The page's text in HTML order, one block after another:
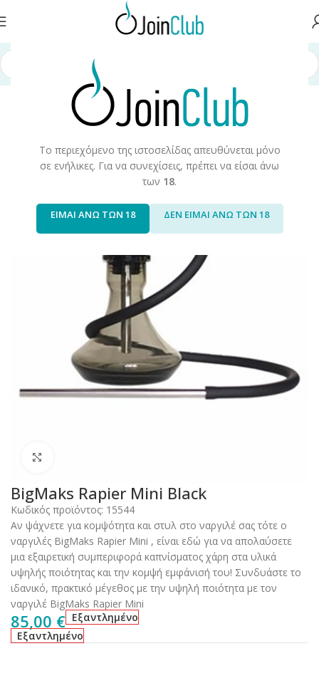
Το περιεχόμενο της ιστοσελίδας απευθύνεται μόνο
σε ενήλικες. Για να συνεχίσεις, πρέπει να είσαι άνω
των 18.
ΕΙΜΑΙ ΑΝΩ ΤΩΝ 18 ΔΕΝ ΕΙΜΑΙ ΑΝΩ ΤΩΝ 18
Προϊόντα Καπνού
BigMaks Rapier Mini Black
Κωδικός προϊόντος: 15544
Αν ψάχνετε για κομψότητα και στυλ στο ναργιλέ σας τότε ο
ναργιλές BigMaks Rapier Mini , είναι εδώ για να απολαύσετε
μια εξαιρετική συμπεριφορά καπνίσματος χάρη στα υλικά
υψηλής ποιότητας και την κομψή εμφάνισή του! Συνδυάστε το
ιδανικό, πρακτικό μέγεθος με την υψηλή ποιότητα με τον
ναργιλέ BigMaks Rapier Mini
85,00 € Εξαντλημένο
Εξαντλημένο